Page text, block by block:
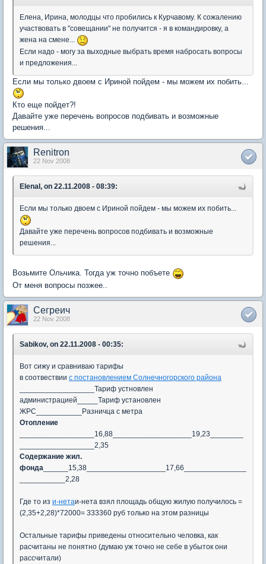
Елена, Ирина, молодцы что пробились к Курчавому. К сожалению
участвовать в "совещании" не получится - я в командировку, а
жена на смене...
Если надо - могу за выходные выбрать время набросать вопросы
и предложения...
Если мы только двоем с Ириной пойдем - мы можем их побить...
Кто еще пойдет?!
Давайте уже перечень вопросов подбивать и возможные
решения...
Renitron
22 Nov 2008
ElenaI, on 22.11.2008 - 08:39:
Если мы только двоем с Ириной пойдем - мы можем их побить...
Давайте уже перечень вопросов подбивать и возможные
решения...
Возьмите Ольчика. Тогда уж точно побъете
От меня вопросы позжее..
Сегреич
22 Nov 2008
Sabikov, on 22.11.2008 - 00:35:
Вот сижу и сравниваю тарифы
в соотвествии с постановлением Солнечногорского района
__________________Тариф устновлен
администрацией_____Тариф установлен
ЖРС___________Разничца с метра
Отопление
__________________16,88___________________19,23________
__________________2,35
Содержание жил.
фонда ______15,38___________________17,66_______________
___________2,28
Где то из и-нетаи-нета взял площадь общую жилую получилось =
(2,35+2,28)*72000= 333360 руб только на этом разницы
Остальные тарифы приведены относительно человка, как
расчитаны не понятно (думаю уж точно не себе в убыток они
рассчитали)